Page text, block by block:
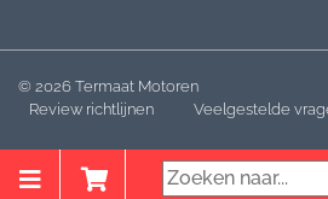
© 2026 Termaat Motoren
Review richtlijnen
Veelgestelde